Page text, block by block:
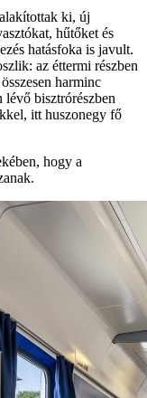
ki, új
hűtőket és
hatásfoka is javult.
az éttermi részben
harminc
bisztrórészben
itt huszonegy fő
hogy a